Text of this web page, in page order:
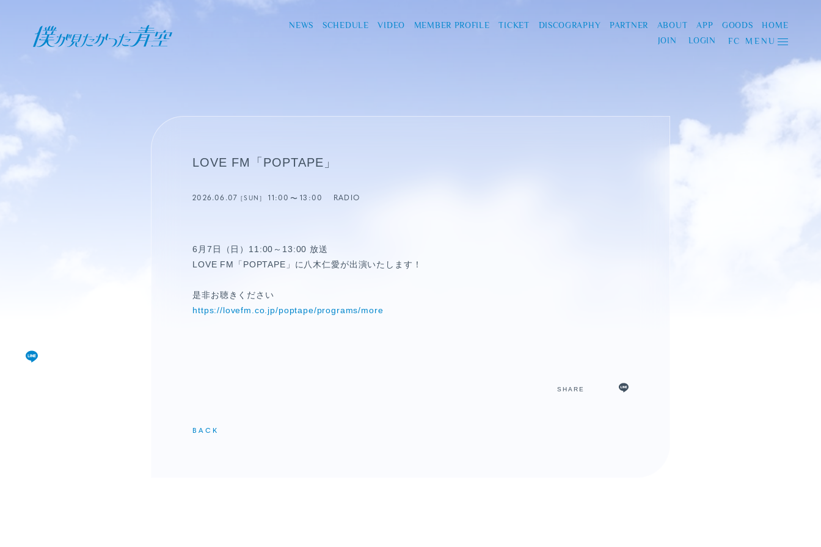
NEWS SCHEDULE VIDEO MEMBER PROFILE TICKET DISCOGRAPHY PARTNER ABOUT APP GOODS
HOME
JOIN
LOGIN FC MENU
JOIN
日記
RADIO
思い出
LOVE FM「POPTAPE」
2026.06.07 ［SUN］11:00 13:00 RADIO
6月7日（日）11:00～13:00 放送
LOVE FM「POPTAPE」に八木仁愛が出演いたします！
是非お聴きください
https://lovefm.co.jp/poptape/programs/more
SHARE
BACK